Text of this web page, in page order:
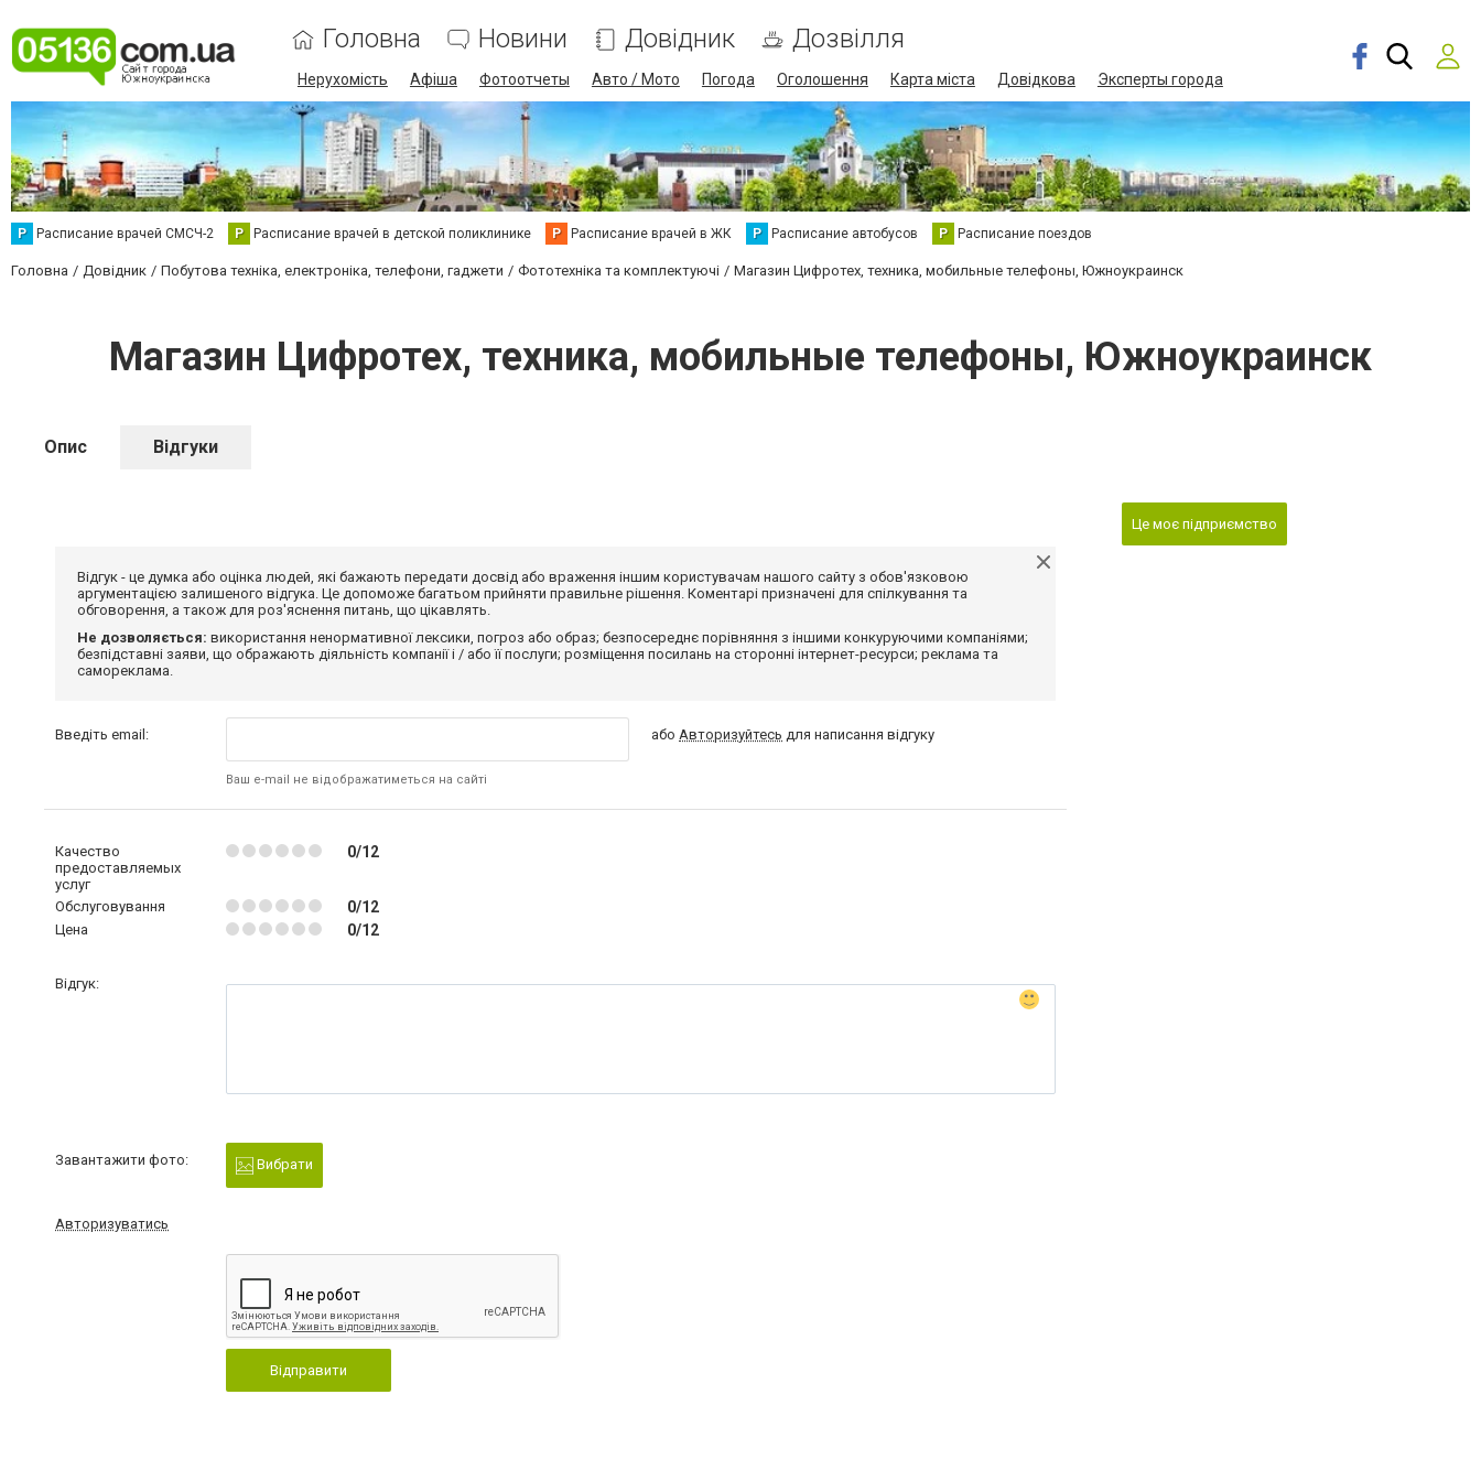
Головна Новини Довідник Дозвілля
Нерухомість Афіша Фотоотчеты Авто / Мото Погода Оголошення Карта міста Довідкова Эксперты города
Р Расписание врачей СМСЧ-2 Р Расписание врачей в детской поликлинике Р Расписание врачей в ЖК Р Расписание автобусов Р Расписание поездов
Головна Довідник Побутова техніка, електроніка, телефони, гаджети Фототехніка та комплектуючі Магазин Цифротех, техника, мобильные телефоны, Южноукраинск
Магазин Цифротех, техника, мобильные телефоны, Южноукраинск
Опис Відгуки
Відгук - це думка або оцінка людей, які бажають передати досвід або враження іншим користувачам нашого сайту з обов'язковою
аргументацією залишеного відгука. Це допоможе багатьом прийняти правильне рішення. Коментарі призначені для спілкування та
обговорення, а також для роз'яснення питань, що цікавлять.
Не дозволяється: використання ненормативної лексики, погроз або образ; безпосереднє порівняння з іншими конкуруючими компаніями;
безпідставні заяви, що ображають діяльність компанії і / або її послуги; розміщення посилань на сторонні інтернет-ресурси; реклама та
самореклама.
Введіть email:
Ваш e-mail не відображатиметься на сайті
абоАвторизуйтесь для написання відгуку
Качество
предоставляемых
услуг
0/12
Обслуговування 0/12
Цена 0/12
Відгук:
Завантажити фото: Вибрати
Авторизуватись
Відправити
Це моє підприємство